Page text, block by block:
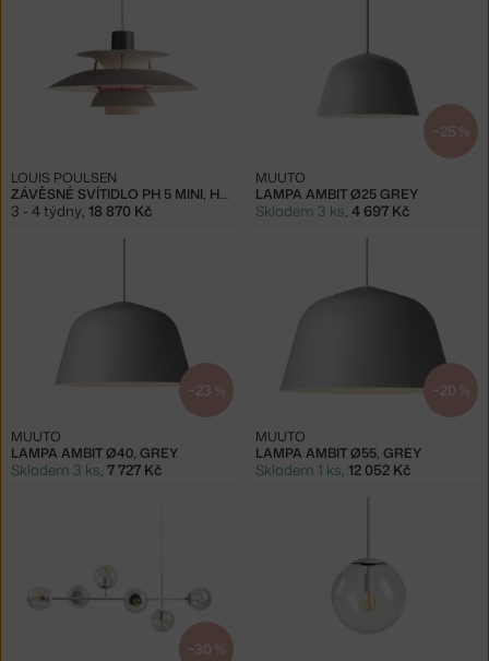
ZÁVĚSNÉ SVÍTIDLO PH 5 MINI, HUES OF GREY
LOUIS POULSEN
3 - 4 týdny, 18 870 Kč
−25 %
LAMPA AMBIT Ø25 GREY
MUUTO
Skladem 3 ks, 4 697 Kč
−23 %
LAMPA AMBIT Ø40, GREY
MUUTO
Skladem 3 ks, 7 727 Kč
−20 %
LAMPA AMBIT Ø55, GREY
MUUTO
Skladem 1 ks, 12 052 Kč
−30 %